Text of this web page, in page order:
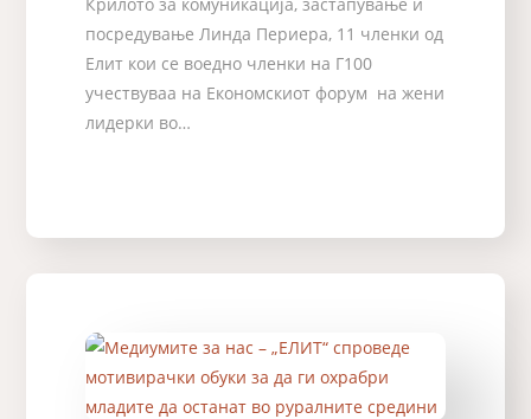
посредување Линда Периера, 11 членки од
Елит кои се воедно членки на Г100
учествуваа на Економскиот форум на жени
лидерки во…